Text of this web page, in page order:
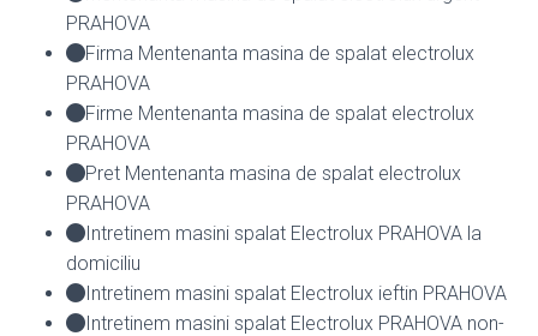
PRAHOVA
Firma Mentenanta masina de spalat electrolux
PRAHOVA
Firme Mentenanta masina de spalat electrolux
PRAHOVA
Pret Mentenanta masina de spalat electrolux
PRAHOVA
Intretinem masini spalat Electrolux PRAHOVA la
domiciliu
Intretinem masini spalat Electrolux ieftin PRAHOVA
Intretinem masini spalat Electrolux PRAHOVA non-